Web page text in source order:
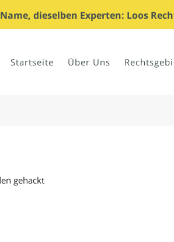
dieselben Experten: Loos
Startseite Über Uns
gehackt